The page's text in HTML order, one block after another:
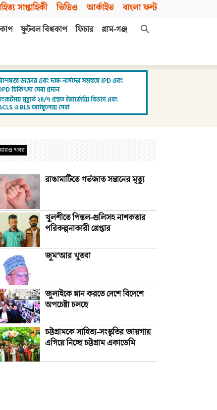
সাপ্তাহিকী ভিডিও আর্কাইভ বাংলা ফন্ট
ফুটবল বিশ্বকাপ ফিচার
গ্রাম-গঞ্জ
খবর
রাঙামাটিতে গর্ভজাত সন্তানের মৃত্যু
খুলশীতে পিস্তল-গুলিসহ নাশকতার
পরিকল্পনাকারী গ্রেপ্তার
জুম’আর খুতবা
জুলাইকে ম্লান করতে দেশে বিদেশে
অপচেষ্টা চলছে
চট্টগ্রামকে সাহিত্য-সংস্কৃতির জায়গায়
এগিয়ে নিচ্ছে চট্টগ্রাম একাডেমি